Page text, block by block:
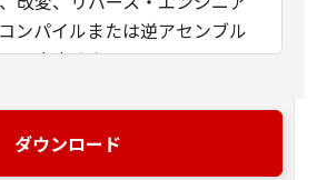
ンパイルまたは逆アセンブル
できません。
よびキヤノンのライセンサー
ウェアがユーザーの特定の目
ダウンロード